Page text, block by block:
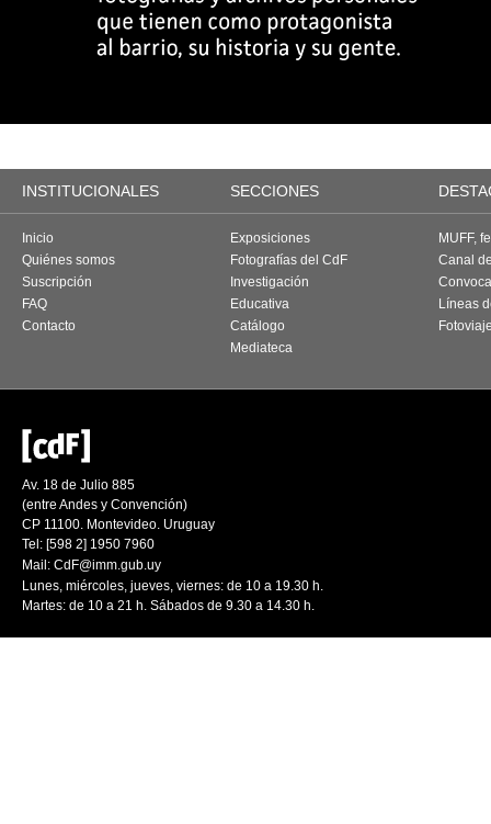
INSTITUCIONALES SECCIONES
Inicio
Quiénes somos
Suscripción
FAQ
Contacto
Exposiciones
Fotografías del CdF
Investigación
Educativa
Catálogo
Mediateca
MUFF,
Canal
Líneas
Av. 18 de Julio 885
(entre Andes y Convención)
CP 11100. Montevideo. Uruguay
Tel: [598 2] 1950 7960
Mail: CdF@imm.gub.uy
Lunes, miércoles, jueves, viernes: de 10 a 19.30 h.
Martes: de 10 a 21 h. Sábados de 9.30 a 14.30 h.